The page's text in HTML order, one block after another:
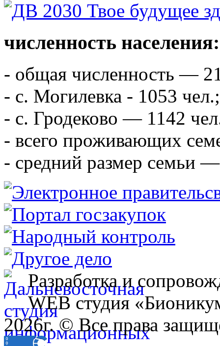
численность населения:
- общая численность —
- с. Могилевка - 1053 чел.;
- с. Гродеково — 1142
- всего проживающих
- средний размер семьи
Разработка и
WEB студия
2026г. © Все права